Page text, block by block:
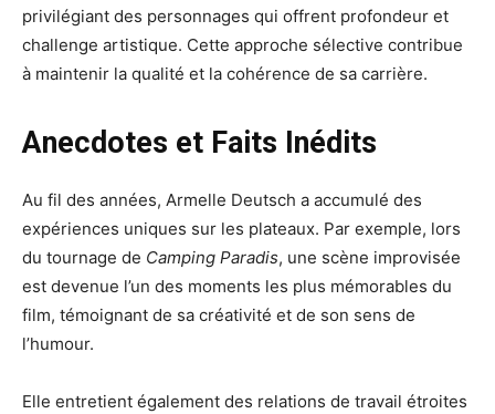
privilégiant des personnages qui offrent profondeur et
challenge artistique. Cette approche sélective contribue
à maintenir la qualité et la cohérence de sa carrière.
Anecdotes et Faits Inédits
Au fil des années, Armelle Deutsch a accumulé des
expériences uniques sur les plateaux. Par exemple, lors
du tournage de Camping Paradis, une scène improvisée
est devenue l’un des moments les plus mémorables du
film, témoignant de sa créativité et de son sens de
l’humour.
Elle entretient également des relations de travail étroites